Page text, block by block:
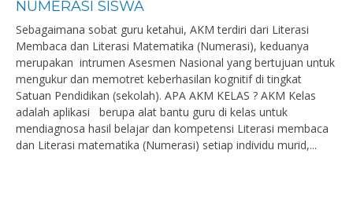
NUMERASI SISWA
Sebagaimana sobat guru ketahui, AKM terdiri dari Literasi
Membaca dan Literasi Matematika (Numerasi), keduanya
merupakan intrumen Asesmen Nasional yang bertujuan untuk
mengukur dan memotret keberhasilan kognitif di tingkat
Satuan Pendidikan (sekolah). APA AKM KELAS ? AKM Kelas
adalah aplikasi berupa alat bantu guru di kelas untuk
mendiagnosa hasil belajar dan kompetensi Literasi membaca
dan Literasi matematika (Numerasi) setiap individu murid,...